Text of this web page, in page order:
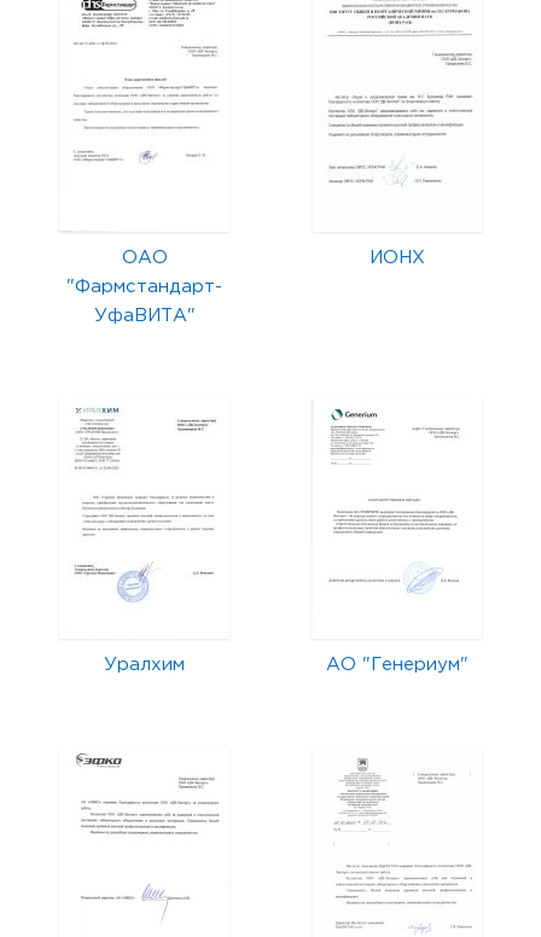
ОАО
"Фармстандарт-
УфаВИТА"
ИОНХ
Уралхим АО "Генериум"